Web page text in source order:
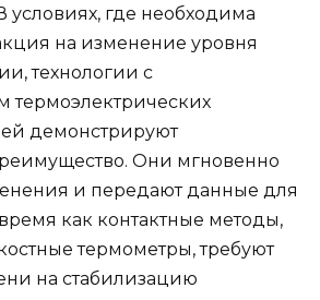
условиях, где необходима
на изменение уровня
технологии с
термоэлектрических
демонстрируют
Они мгновенно
и передают данные для
как контактные методы,
термометры, требуют
на стабилизацию